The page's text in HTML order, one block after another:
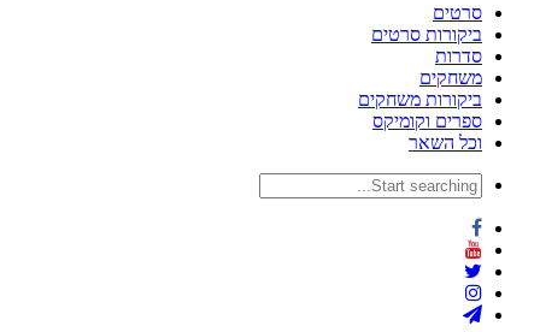
סרטים
ביקורות סרטים
סדרות
משחקים
ביקורות משחקים
ספרים וקומיקס
וכל השאר